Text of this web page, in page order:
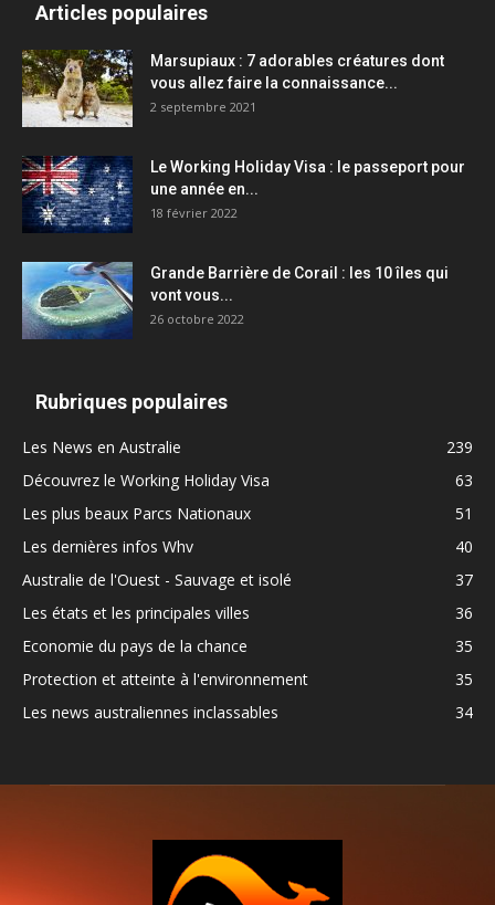
Articles populaires
Marsupiaux : 7 adorables créatures dont
vous allez faire la connaissance...
2 septembre 2021
Le Working Holiday Visa : le passeport pour
une année en...
18 février 2022
Grande Barrière de Corail : les 10 îles qui
vont vous...
26 octobre 2022
Rubriques populaires
Les News en Australie
239
Découvrez le Working Holiday Visa
63
Les plus beaux Parcs Nationaux
51
Les dernières infos Whv
40
Australie de l'Ouest - Sauvage et isolé
37
Les états et les principales villes
36
Economie du pays de la chance
35
Protection et atteinte à l'environnement
35
Les news australiennes inclassables
34